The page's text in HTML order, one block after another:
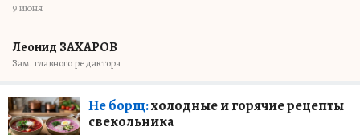
9 июня
Леонид ЗАХАРОВ
Зам. главного редактора
Не борщ:холодные и горячие рецепты
свекольника